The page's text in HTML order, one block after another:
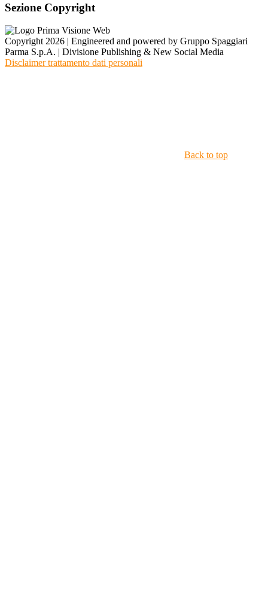
Sezione Copyright
Copyright 2026 | Engineered and powered by Gruppo Spaggiari
Parma S.p.A. | Divisione Publishing & New Social Media
Disclaimer trattamento dati personali
Back to top